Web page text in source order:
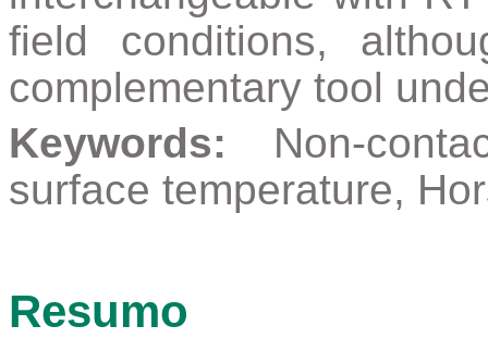
field conditions,
complementary tool
Keywords: Non-
surface temperature,
Resumo